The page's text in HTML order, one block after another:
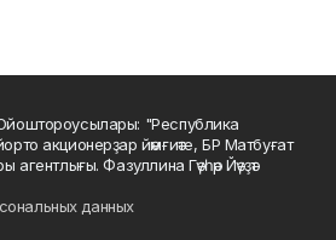
"Республика
акционерҙар йәмғиәте, БР Матбуғат
агентлығы. Фазуллина Гәүһәр Йәүҙәт
данных